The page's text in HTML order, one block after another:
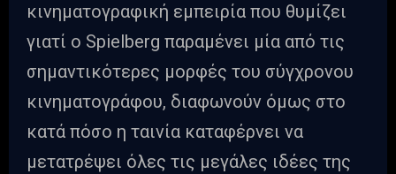
κινηματογραφική εμπειρία που θυμίζει
γιατί ο Spielberg παραμένει μία από τις
σημαντικότερες μορφές του σύγχρονου
κινηματογράφου, διαφωνούν όμως στο
κατά πόσο η ταινία καταφέρνει να
μετατρέψει όλες τις μεγάλες ιδέες της